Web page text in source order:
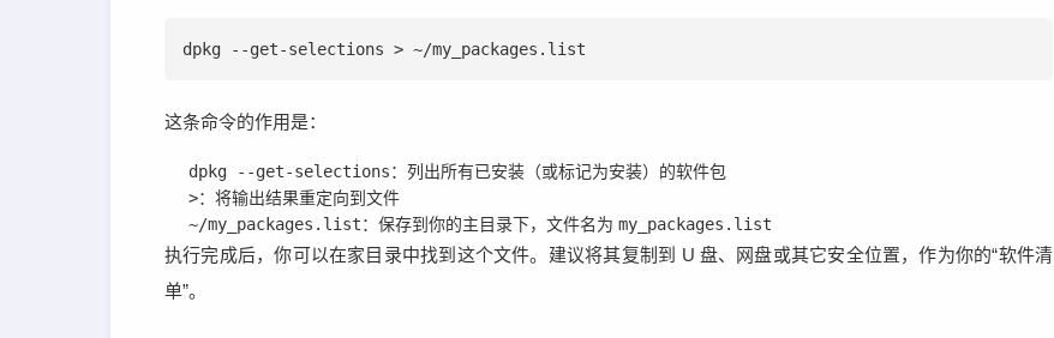
dpkg --get-selections > ~/my_packages.list
这条命令的作用是：
dpkg --get-selections：列出所有已安装（或标记为安装）的软件包
>：将输出结果重定向到文件
~/my_packages.list：保存到你的主目录下，文件名为 my_packages.list
执行完成后，你可以在家目录中找到这个文件。建议将其复制到 U 盘、网盘或其它安全位置，作为你的“软件清
单”。